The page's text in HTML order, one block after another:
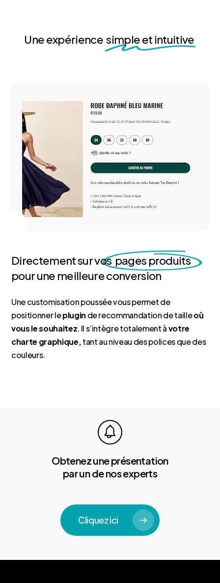
Une expérience simple et intuitive
Directement sur vospages produits
pour une meilleure conversion
Une customisation poussée vous permet de
positionner leplugin de recommandation de tailleoù
vous le souhaitez. Il s’intègre totalement àvotre
charte graphique,tant au niveau des polices que des
couleurs.
Obtenez une présentation
par un de nos experts
Cliquez ici